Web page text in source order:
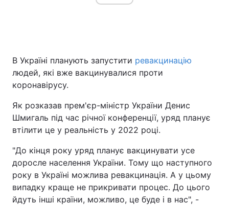
В Україні планують запустити ревакцинацію
людей, які вже вакцинувалися проти
коронавірусу.
Як розказав прем'єр-міністр України Денис
Шмигаль під час річної конференції, уряд планує
втілити це у реальність у 2022 році.
"До кінця року уряд планує вакцинувати усе
доросле населення України. Тому що наступного
року в Україні можлива ревакцинація. А у цьому
випадку краще не прикривати процес. До цього
йдуть інші країни, можливо, це буде і в нас", -